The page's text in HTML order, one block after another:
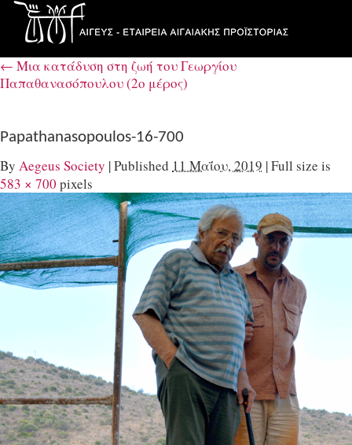
← Μια κατάδυση στη ζωή του Γεωργίου
Παπαθανασόπουλου (2ο μέρος)
Papathanasopoulos-16-700
By Aegeus Society |Published 11 Μαΐου, 2019 |Full size is
583 × 700 pixels